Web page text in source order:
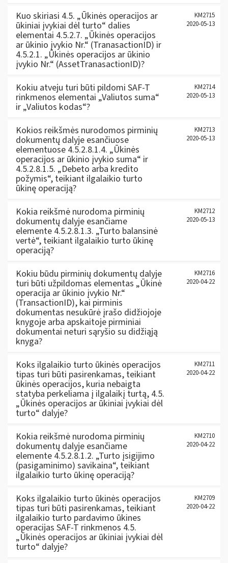
Kuo skiriasi 4.5. „Ūkinės operacijos ar
ūkiniai įvykiai dėl turto“ dalies
elementai 4.5.2.7. „Ūkinės operacijos
ar ūkinio įvykio Nr.“ (TranasactionID) ir
4.5.2.1. „Ūkinės operacijos ar ūkinio
įvykio Nr.“ (AssetTranasactionID)?
KM2715
2020-05-13
Kokiu atveju turi būti pildomi SAF-T
rinkmenos elementai „Valiutos suma“
ir „Valiutos kodas“?
KM2714
2020-05-13
Kokios reikšmės nurodomos pirminių
dokumentų dalyje esančiuose
elementuose 4.5.2.8.1.4. „Ūkinės
operacijos ar ūkinio įvykio suma“ ir
4.5.2.8.1.5. „Debeto arba kredito
požymis“, teikiant ilgalaikio turto
ūkinę operaciją?
KM2713
2020-05-13
Kokia reikšmė nurodoma pirminių
dokumentų dalyje esančiame
elemente 4.5.2.8.1.3. „Turto balansinė
vertė“, teikiant ilgalaikio turto ūkinę
operaciją?
KM2712
2020-05-13
Kokiu būdu pirminių dokumentų dalyje
turi būti užpildomas elementas „Ūkinė
operacija ar ūkinio įvykio Nr.“
(TransactionID), kai pirminis
dokumentas nesukūrė įrašo didžiojoje
knygoje arba apskaitoje pirminiai
dokumentai neturi sąryšio su didžiąją
knyga?
KM2716
2020-04-22
Koks ilgalaikio turto ūkinės operacijos
tipas turi būti pasirenkamas, teikiant
ūkinės operacijos, kuria nebaigta
statyba perkeliama į ilgalaikį turtą, 4.5.
„Ūkinės operacijos ar ūkiniai įvykiai dėl
turto“ dalyje?
KM2711
2020-04-22
Kokia reikšmė nurodoma pirminių
dokumentų dalyje esančiame
elemente 4.5.2.8.1.2. „Turto įsigijimo
(pasigaminimo) savikaina“, teikiant
ilgalaikio turto ūkinę operaciją?
KM2710
2020-04-22
Koks ilgalaikio turto ūkinės operacijos
tipas turi būti pasirenkamas, teikiant
ilgalaikio turto pardavimo ūkines
operacijas SAF-T rinkmenos 4.5.
„Ūkinės operacijos ar ūkiniai įvykiai dėl
turto“ dalyje?
KM2709
2020-04-22